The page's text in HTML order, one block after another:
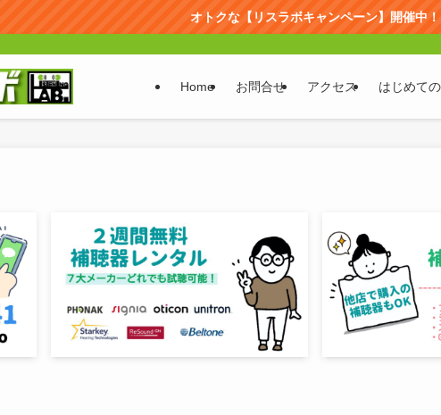
オトクな【リスラボキャンペーン】開催中！
Home お問合せ アクセス はじめて